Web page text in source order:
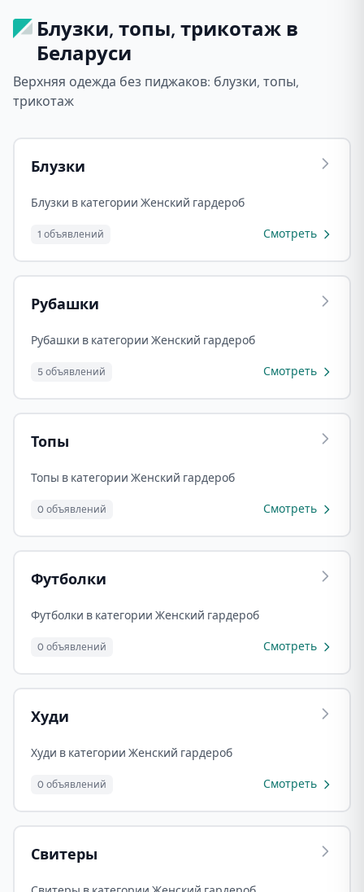
Блузки, топы, трикотаж в
Беларуси
Верхняя одежда без пиджаков: блузки, топы,
трикотаж
Блузки
Блузки в категории Женский гардероб
1 объявлений Смотреть
Рубашки
Рубашки в категории Женский гардероб
5 объявлений Смотреть
Топы
Топы в категории Женский гардероб
0 объявлений Смотреть
Футболки
Футболки в категории Женский гардероб
0 объявлений Смотреть
Худи
Худи в категории Женский гардероб
0 объявлений Смотреть
Свитеры